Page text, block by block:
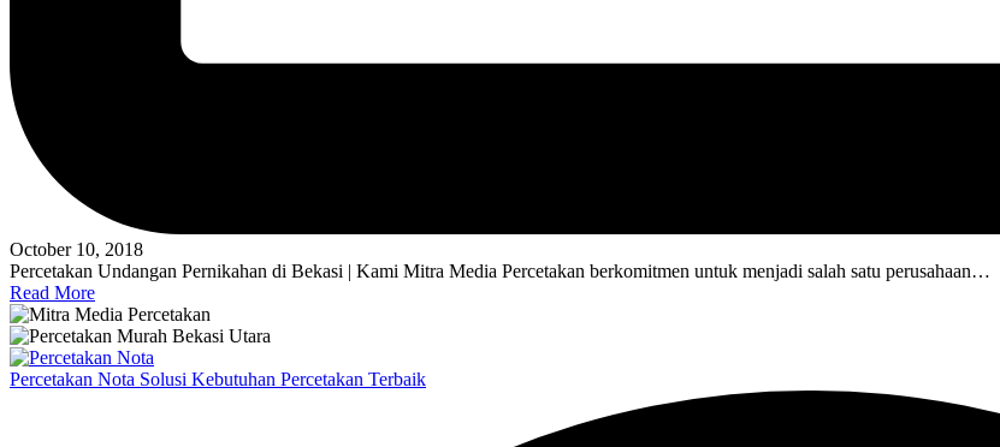
October 10, 2018
Percetakan Undangan Pernikahan di Bekasi | Kami Mitra Media Percetakan berkomitmen untuk menjadi salah satu perusahaan…
Read More
Percetakan Nota Solusi Kebutuhan Percetakan Terbaik